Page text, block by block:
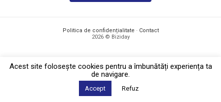
Politica de confidențialitate · Contact
2026 © Biziday
Acest site foloseşte cookies pentru a îmbunătăți experiența ta
de navigare.
Accept Refuz